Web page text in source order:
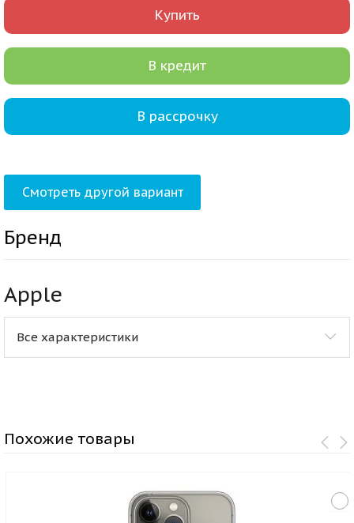
Купить
В кредит
В рассрочку
Смотреть другой вариант
Бренд
Apple
Все характеристики
Похожие товары